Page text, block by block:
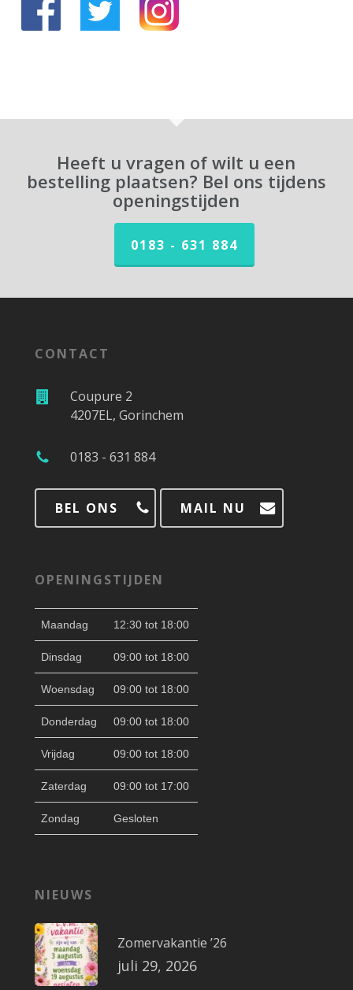
Heeft u vragen of wilt u een
bestelling plaatsen? Bel ons tijdens
openingstijden
0183 - 631 884
CONTACT
Coupure 2
4207EL, Gorinchem
0183 - 631 884
BEL ONS MAIL NU
OPENINGSTIJDEN
Maandag 12:30 tot 18:00
Dinsdag 09:00 tot 18:00
Woensdag 09:00 tot 18:00
Donderdag 09:00 tot 18:00
Vrijdag 09:00 tot 18:00
Zaterdag 09:00 tot 17:00
Zondag Gesloten
NIEUWS
Zomervakantie ’26
juli 29, 2026